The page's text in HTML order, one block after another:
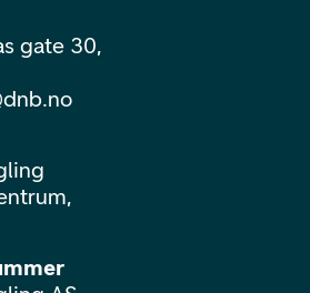
gate 30,